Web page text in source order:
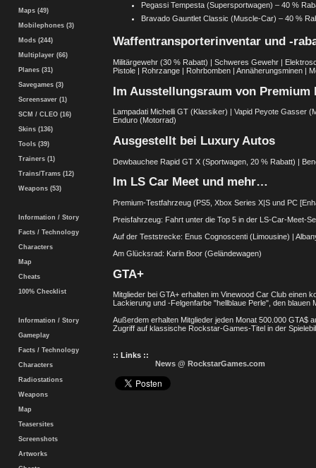
Maps (49)
Mobilephones (3)
Mods (244)
Multiplayer (66)
Planes (31)
Savegames (3)
Screensaver (1)
SCM / CLEO (16)
Skins (136)
Tools (39)
Trainers (1)
Trains/Trams (12)
Weapons (53)
Information / Story
Facts / Technology
Characters
Map
Cheats
100% Checklist
Information / Story
Gameplay
Facts / Technology
Characters
Radiostations
Weapons
Map
Teasersites
Screenshots
Artworks
Pegassi Tempesta (Supersportwagen) – 40 %
Bravado Gauntlet Classic (Muscle-Car) – 40 %
Waffentransporterinventar und -
Militärgewehr (30 % Rabatt) | Schweres Gewehr |
Pistole | Rohrzange | Rohrbomben | Annäherungsminen |
Im Ausstellungsraum von Premium
Lampadati Michelli GT (Klassiker) | Vapid Peyote
Enduro (Motorrad)
Ausgestellt bei Luxury Autos
Dewbauchee Rapid GT X (Sportwagen, 20 % Rabatt) |
Im LS Car Meet und mehr…
Premium-Testfahrzeug (PS5, Xbox Series X|S und PC
Preisfahrzeug: Fahrt unter die Top 5 in der LS-Car-Meet-
Auf der Teststrecke: Enus Cognoscenti (Limousine) |
Am Glücksrad: Karin Boor (Geländewagen)
GTA+
Mitglieder bei GTA+ erhalten im Vinewood Car Club einen
Lackierung und -Felgenfarbe "hellblaue Perle", den
Außerdem erhalten Mitglieder jeden Monat 500.000 GTA$
Zugriff auf klassische Rockstar-Games-Titel in der
:: Links ::
News @ RockstarGames.com